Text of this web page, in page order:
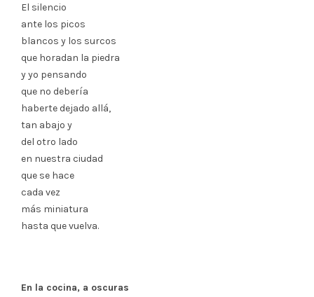
El silencio
ante los picos
blancos y los surcos
que horadan la piedra
y yo pensando
que no debería
haberte dejado allá,
tan abajo y
del otro lado
en nuestra ciudad
que se hace
cada vez
más miniatura
hasta que vuelva.
En la cocina, a oscuras